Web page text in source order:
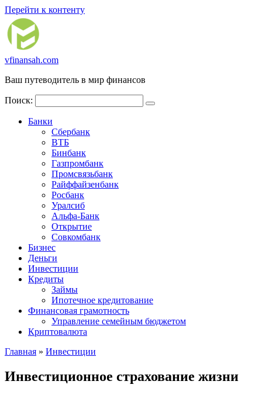
Перейти к контенту
vfinansah.com
Ваш путеводитель в мир финансов
Поиск:
Банки
Сбербанк
ВТБ
Бинбанк
Газпромбанк
Промсвязьбанк
Райффайзенбанк
Росбанк
Уралсиб
Альфа-Банк
Открытие
Совкомбанк
Бизнес
Деньги
Инвестиции
Кредиты
Займы
Ипотечное кредитование
Финансовая грамотность
Управление семейным бюджетом
Криптовалюта
Главная » Инвестиции
Инвестиционное страхование жизни